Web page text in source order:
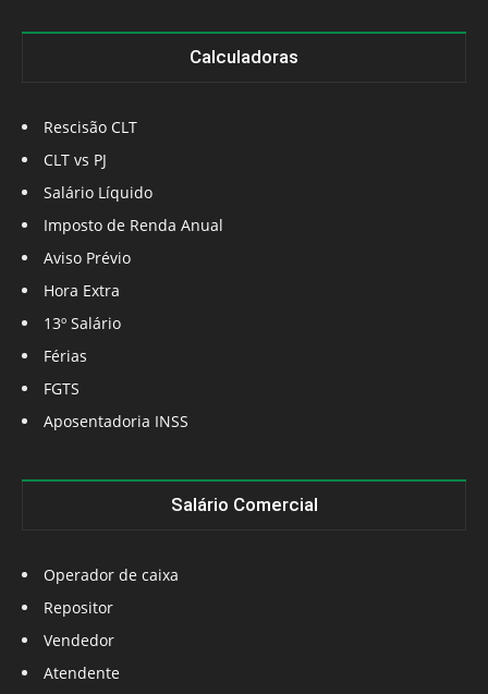
Calculadoras
Rescisão CLT
CLT vs PJ
Salário Líquido
Imposto de Renda Anual
Aviso Prévio
Hora Extra
13º Salário
Férias
FGTS
Aposentadoria INSS
Salário Comercial
Operador de caixa
Repositor
Vendedor
Atendente